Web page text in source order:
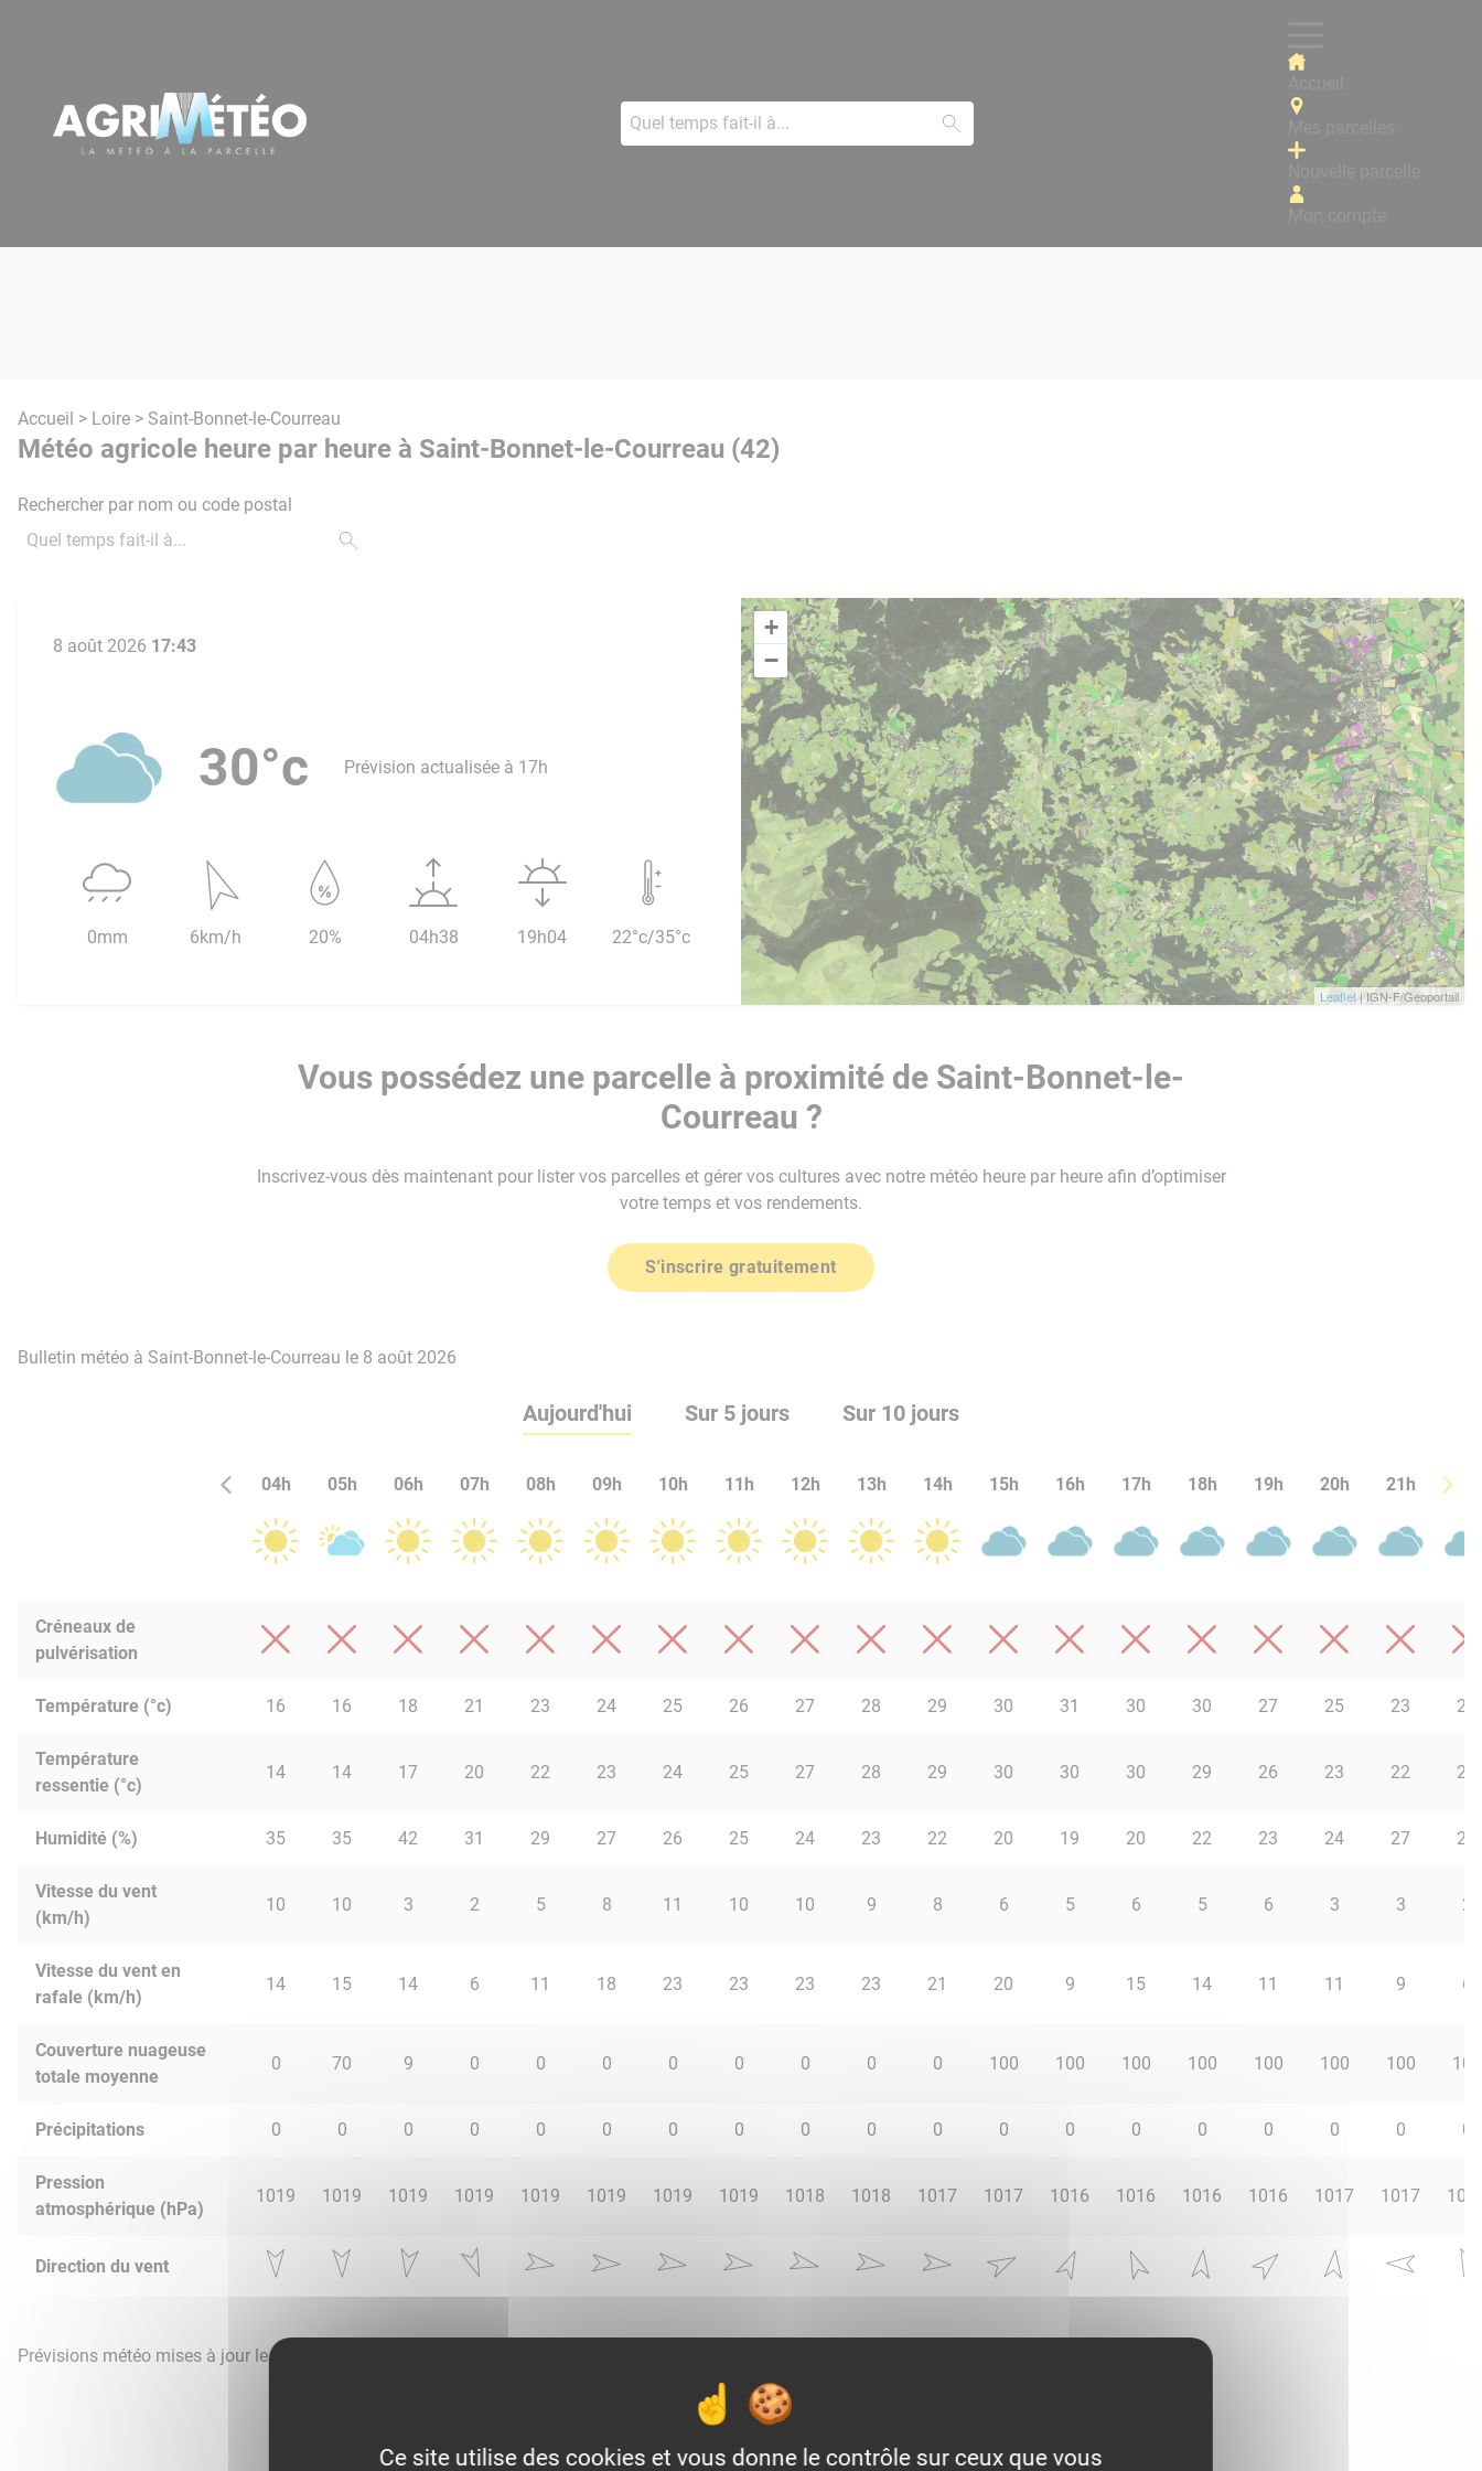
Accueil > Loire > Saint-Bonnet-le-Courreau
Météo agricole heure par heure à Saint-Bonnet-le-Courreau (42)
Rechercher par nom ou code postal
+
−
Leaflet | IGN-F/Geoportail
8 août 2026 17:43
30°c Prévision actualisée à 17h
0mm 6km/h 20% 04h38 19h04 22°c/35°c
Vous possédez une parcelle à proximité de Saint-Bonnet-le-
Courreau ?
Inscrivez-vous dès maintenant pour lister vos parcelles et gérer vos cultures avec notre météo heure par heure afin d’optimiser
votre temps et vos rendements.
S'inscrire gratuitement
Bulletin météo à Saint-Bonnet-le-Courreau le 8 août 2026
Aujourd'hui Sur 5 jours Sur 10 jours
04h 05h 06h 07h 08h 09h 10h 11h 12h 13h 14h 15h 16h 17h 18h 19h 20h 21h 22h
Créneaux de
pulvérisation
Température (°c) 16 16 18 21 23 24 25 26 27 28 29 30 31 30 30 27 25 23 23
Température
ressentie (°c)
14 14 17 20 22 23 24 25 27 28 29 30 30 30 29 26 23 22 22
Humidité (%) 35 35 42 31 29 27 26 25 24 23 22 20 19 20 22 23 24 27 28
Vitesse du vent
(km/h)
10 10 3 2 5 8 11 10 10 9 8 6 5 6 5 6 3 3 2
Vitesse du vent en
rafale (km/h)
14 15 14 6 11 18 23 23 23 23 21 20 9 15 14 11 11 9 6
Couverture nuageuse
totale moyenne
0 70 9 0 0 0 0 0 0 0 0 100 100 100 100 100 100 100 100
Précipitations 0 0 0 0 0 0 0 0 0 0 0 0 0 0 0 0 0 0 0
Pression
atmosphérique (hPa)
1019 1019 1019 1019 1019 1019 1019 1019 1018 1018 1017 1017 1016 1016 1016 1016 1017 1017
Direction du vent
Prévisions météo mises à jour le 8 août 2026 à 17h
Ce site utilise des cookies et vous donne le contrôle sur ceux que vous